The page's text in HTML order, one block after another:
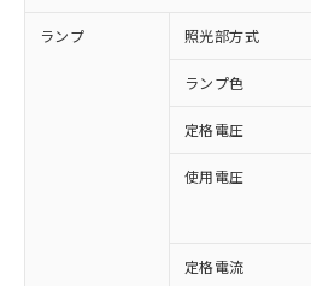
ランプ 照光部方式
ランプ色
定格電圧
使用電圧
定格電流
対応済み：EU RoHS
非含有に対応した製品が提